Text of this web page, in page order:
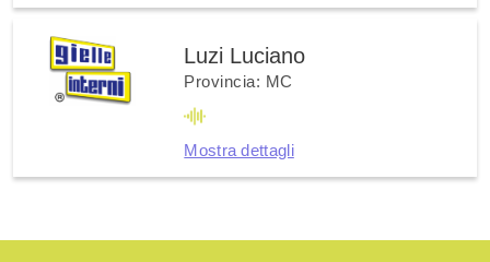
Luzi Luciano
Provincia: MC
Mostra dettagli